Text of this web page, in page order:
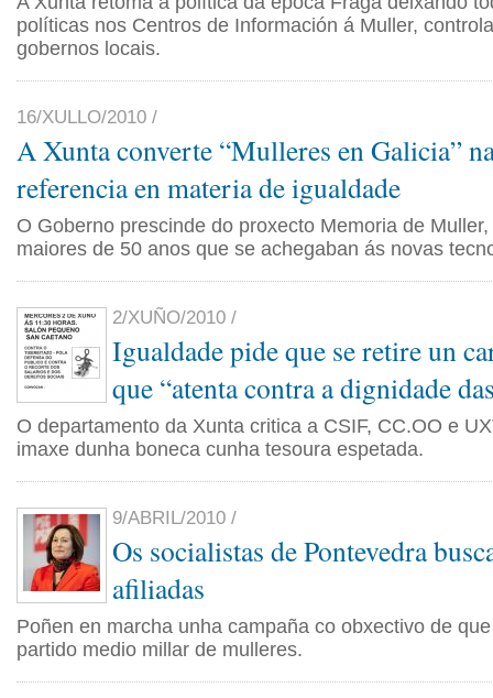
políticas nos Centros de Información á Muller,
gobernos locais.
16/XULLO/2010 /
A Xunta converte “Mulleres en Galicia”
referencia en materia de igualdade
O Goberno prescinde do proxecto Memoria de
maiores de 50 anos que se achegaban ás novas
2/XUÑO/2010 /
Igualdade pide que se retire un
que “atenta contra a dignidade
O departamento da Xunta critica a CSIF, CC.OO e
imaxe dunha boneca cunha tesoura espetada.
9/ABRIL/2010 /
Os socialistas de Pontevedra
afiliadas
Poñen en marcha unha campaña co obxectivo de
partido medio millar de mulleres.